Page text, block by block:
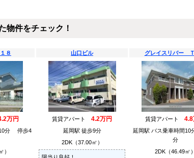
物件をチェック！
８
万円
10分 停歩4
）
山口ビル
賃貸アパート 4.2万円
延岡駅 徒歩9分
2DK（37.00㎡）
グレイスリバー
賃貸アパート 4.8
延岡駅 バス乗車時間
分
2DK（46.49㎡）